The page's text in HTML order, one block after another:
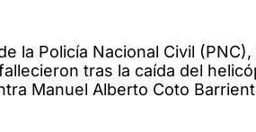
la Policía Nacional Civil
tras la caída del
Manuel Alberto Coto